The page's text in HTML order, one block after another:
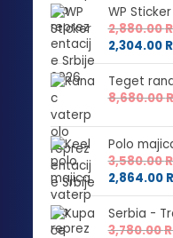
WP Sticker
2,880.00
2,304.00
Teget
8,680.00
Polo
3,580.00
2,864.00
Serbia -
3,780.00